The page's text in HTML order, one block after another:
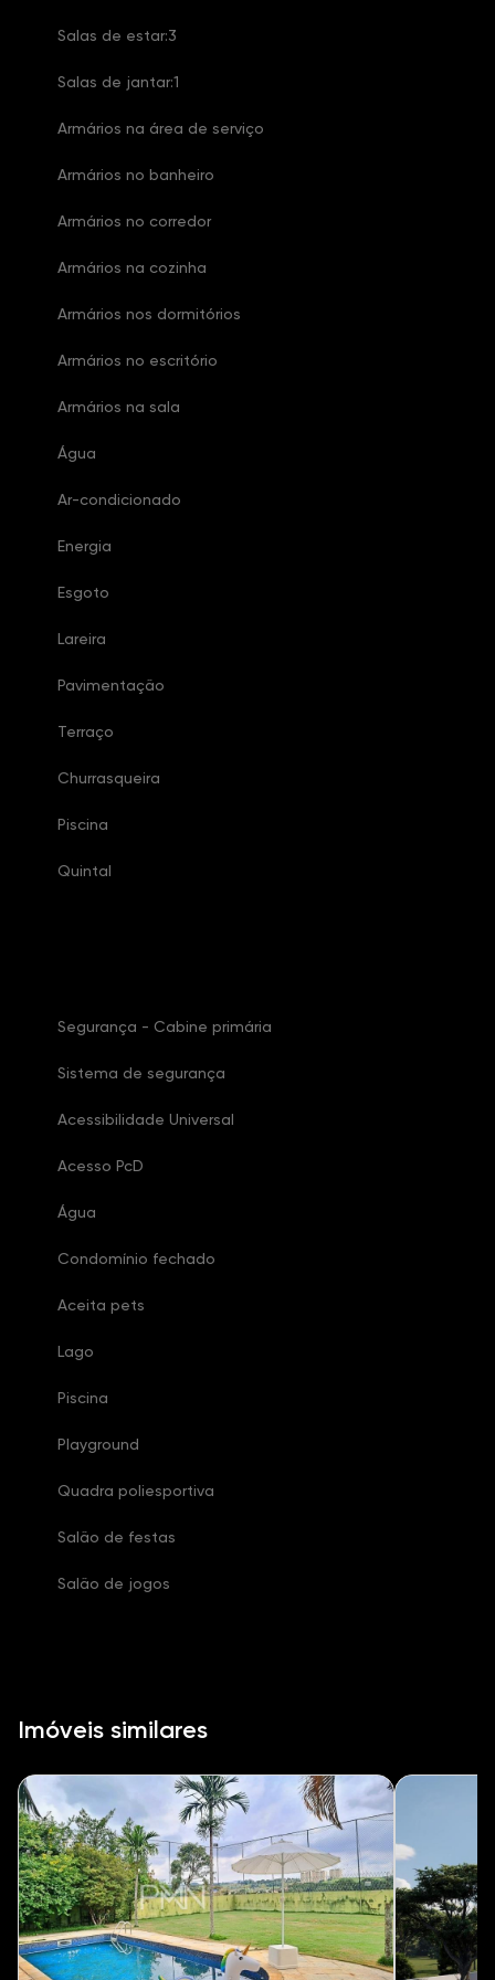
Salas de estar:3
Salas de jantar:1
Armários na área de serviço
Armários no banheiro
Armários no corredor
Armários na cozinha
Armários nos dormitórios
Armários no escritório
Armários na sala
Água
Ar-condicionado
Energia
Esgoto
Lareira
Pavimentação
Terraço
Churrasqueira
Piscina
Quintal
Segurança - Cabine primária
Sistema de segurança
Acessibilidade Universal
Acesso PcD
Água
Condomínio fechado
Aceita pets
Lago
Piscina
Playground
Quadra poliesportiva
Salão de festas
Salão de jogos
Imóveis similares